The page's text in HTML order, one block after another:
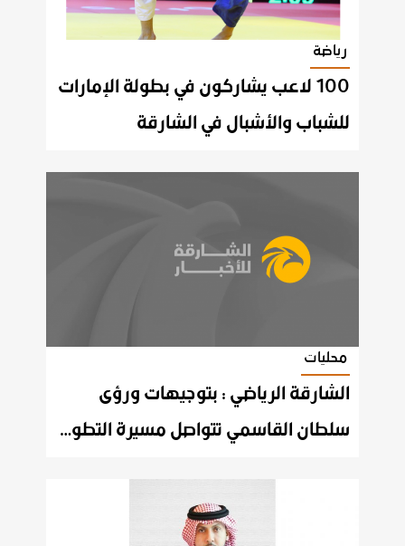
رياضة
100 لاعب يشاركون في بطولة الإمارات
للشباب والأشبال في الشارقة
محليات
الشارقة الرياضي : بتوجيهات ورؤى
سلطان القاسمي تتواصل مسيرة التطور و النماء